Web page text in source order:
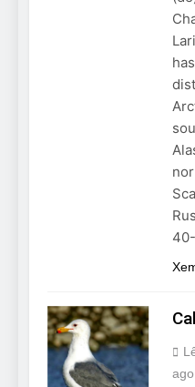
Can
And
How
7 Năm
ago